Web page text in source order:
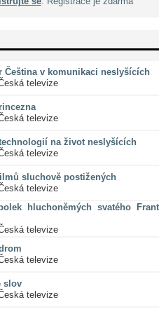
Čeština v komunikaci neslyšících
televize
televize
na život neslyšících
televize
sluchově postižených
televize
hluchoněmých svatého
televize
televize
slov
televize